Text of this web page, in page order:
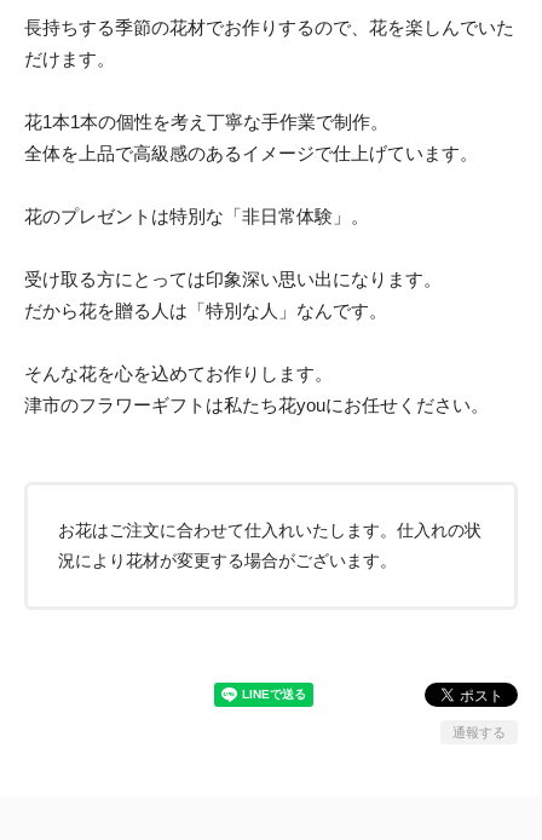
長持ちする季節の花材でお作りするので、花を楽しんでいた
だけます。
花1本1本の個性を考え丁寧な手作業で制作。
全体を上品で高級感のあるイメージで仕上げています。
花のプレゼントは特別な「非日常体験」。
受け取る方にとっては印象深い思い出になります。
だから花を贈る人は「特別な人」なんです。
そんな花を心を込めてお作りします。
津市のフラワーギフトは私たち花youにお任せください。
お花はご注文に合わせて仕入れいたします。仕入れの状
況により花材が変更する場合がございます。
通報する